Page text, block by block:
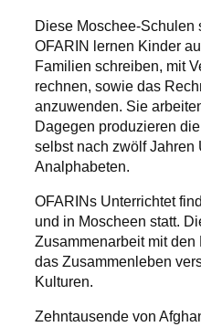
Diese Moschee-Schulen
OFARIN lernen Kinder
Familien schreiben, mit
rechnen, sowie das
anzuwenden. Sie
Dagegen produzieren
selbst nach zwölf Jahren
Analphabeten.
OFARINs Unterrichtet
und in Moscheen statt.
Zusammenarbeit mit
das Zusammenleben
Kulturen.
Zehntausende von